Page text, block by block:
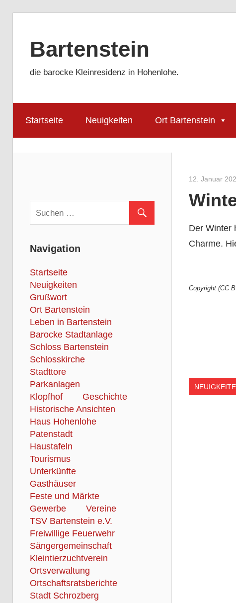
springenBartenstein
die barocke Kleinresidenz in Hohenlohe.
Startseite Neuigkeiten Ort Bartenstein
12. Januar
Der Winter
Charme.
Copyright (CC
Navigation
Startseite
Neuigkeiten
Grußwort
Ort Bartenstein
Leben in Bartenstein
Barocke Stadtanlage
Schloss Bartenstein
Schlosskirche
Stadttore
Parkanlagen
Klopfhof
Geschichte
Historische Ansichten
Haus Hohenlohe
Patenstadt
Haustafeln
Tourismus
Unterkünfte
Gasthäuser
Feste und Märkte
Gewerbe
Vereine
TSV Bartenstein e.V.
Freiwillige Feuerwehr
Sängergemeinschaft
Kleintierzuchtverein
Ortsverwaltung
Ortschaftsratsberichte
Stadt Schrozberg